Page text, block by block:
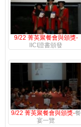
9/22 菁英聚餐會與頒獎-
IICI證書頒發
9/22 菁英聚餐會與頒獎-餐
宴一覽